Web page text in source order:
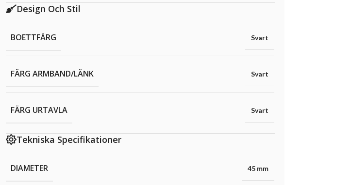
Design Och Stil
BOETTFÄRG Svart
FÄRG ARMBAND/LÄNK Svart
FÄRG URTAVLA Svart
Tekniska Specifikationer
DIAMETER 45 mm